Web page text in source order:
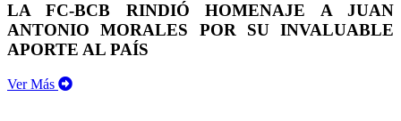
LA FC-BCB RINDIÓ HOMENAJE A JUAN
ANTONIO MORALES POR SU INVALUABLE
APORTE AL PAÍS
Ver Más